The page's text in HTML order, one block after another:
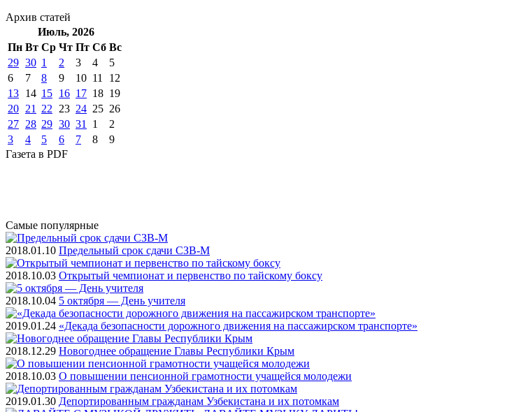
Архив статей
Июль, 2026
Пн Вт Ср Чт Пт Cб Вс
29 30 1 2 3 4
5
6
7 8 9 10 11
12
13 14 15 16 17 18 19
20 21 22 23 24 25 26
27 28 29 30 31 1
2
3
4 5 6 7 8
9
Газета в PDF
Самые популярные
2018.01.10 Предельный срок сдачи СЗВ-М
2018.10.03 Открытый чемпионат и первенство по тайскому боксу
2018.10.04 5 октября — День учителя
2019.01.24 «Декада безопасности дорожного движения на пассажирском транспорте»
2018.12.29 Новогоднее обращение Главы Республики Крым
2018.10.03 О повышении пенсионной грамотности учащейся молодежи
2019.01.30 Депортированным гражданам Узбекистана и их потомкам